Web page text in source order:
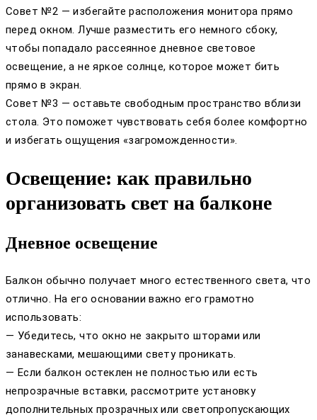
Совет №2 — избегайте расположения монитора прямо
перед окном. Лучше разместить его немного сбоку,
чтобы попадало рассеянное дневное световое
освещение, а не яркое солнце, которое может бить
прямо в экран.
Совет №3 — оставьте свободным пространство вблизи
стола. Это поможет чувствовать себя более комфортно
и избегать ощущения «загроможденности».
Освещение: как правильно
организовать свет на балконе
Дневное освещение
Балкон обычно получает много естественного света, что
отлично. На его основании важно его грамотно
использовать:
— Убедитесь, что окно не закрыто шторами или
занавесками, мешающими свету проникать.
— Если балкон остеклен не полностью или есть
непрозрачные вставки, рассмотрите установку
дополнительных прозрачных или светопропускающих